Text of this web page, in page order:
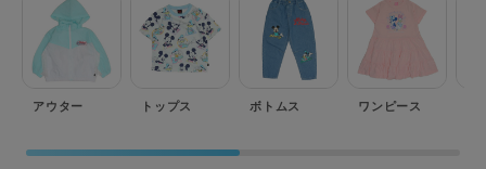
アウター トップス ボトムス ワンピース